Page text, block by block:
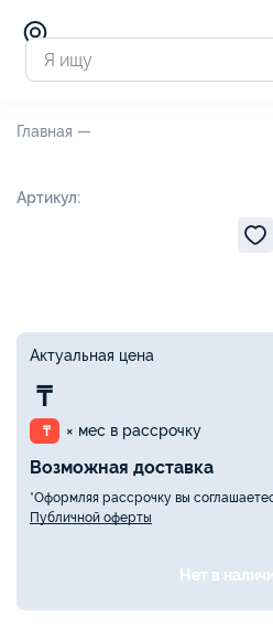
Главная —
Артикул:
Актуальная цена
₸
₸ × мес в рассрочку
Возможная доставка
*Оформляя рассрочку вы
Публичной оферты
Нет в